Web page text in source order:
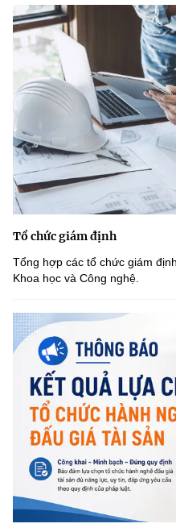
Tổ chức giám định
Tổng hợp các tổ chức giám
Khoa học và Công nghệ.